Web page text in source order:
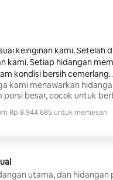
kami menawarkan
porsi besar, cocok untuk
dirancang agar mudah
makan menjadi sederhana
menyatukan semua
santai dan
Rp 8.944.685 untuk memesan
utama, dan hidangan
tentang
keinginan kami. Setelah
kami. Setiap hidangan
kondisi bersih